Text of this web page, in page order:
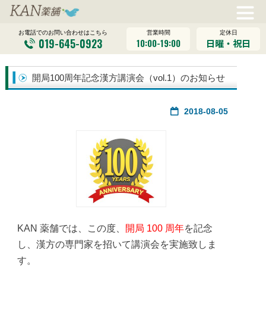
お電話でのお問い合わせはこちら
019-645-0923
営業時間
10:00-19:00
定休日
日曜・祝日
開局100周年記念漢方講演会（vol.1）のお知らせ
2018-08-05
KAN 薬舗では、この度、 開局 100 周年を記念
し、漢方の専門家を招いて講演会を実施致しま
す。